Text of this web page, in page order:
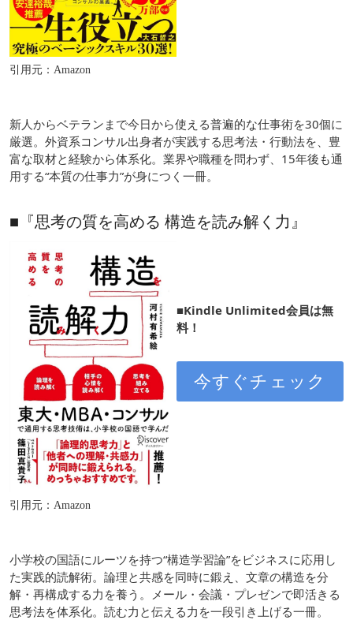
引用元：Amazon
新人からベテランまで今日から使える普遍的な仕事術を30個に
厳選。外資系コンサル出身者が実践する思考法・行動法を、豊
富な取材と経験から体系化。業界や職種を問わず、15年後も通
用する“本質の仕事力”が身につく一冊。
■『思考の質を高める 構造を読み解く力』
引用元：Amazon
■Kindle Unlimited会員は無
料！
今すぐチェック
小学校の国語にルーツを持つ“構造学習論”をビジネスに応用し
た実践的読解術。論理と共感を同時に鍛え、文章の構造を分
解・再構成する力を養う。メール・会議・プレゼンで即活きる
思考法を体系化。読む力と伝える力を一段引き上げる一冊。